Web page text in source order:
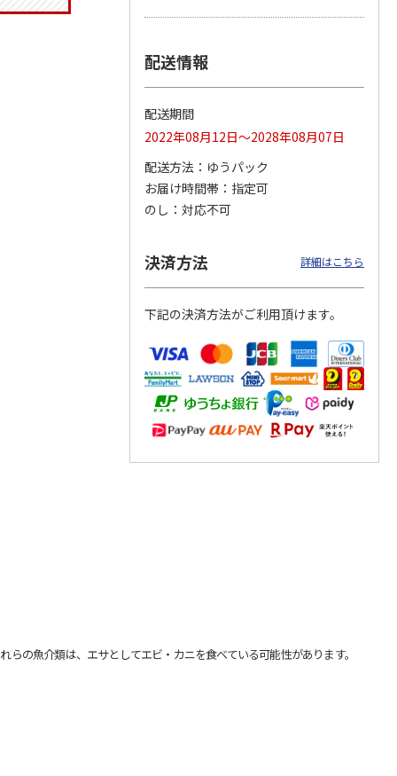
手】ハッピーグリー
手】グリーティング
（シンプル）（110
円…
4.8（11）
5,500円
(送料別)
4.6（7）
配送情報
配送期間
2022年08月12日～2028年08月07日
配送方法
ゆうパック
お届け時間帯
指定可
のし
対応不可
決済方法 詳細はこちら
下記の決済方法がご利用頂けます。
の魚介類は、エサとしてエビ・カニを食べている可能性があります。